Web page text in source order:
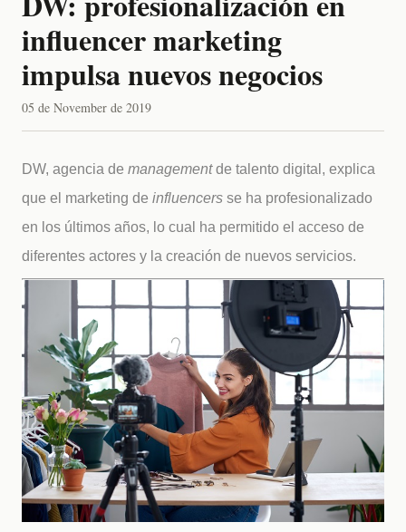
influencer marketing
impulsa nuevos negocios
05 de November de 2019
DW, agencia de managementde talento digital, explica
que el marketing de influencers se ha profesionalizado
en los últimos años, lo cual ha permitido el acceso de
diferentes actores y la creación de nuevos servicios.